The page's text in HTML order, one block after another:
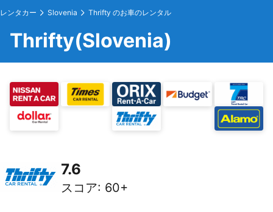
レンタカー Slovenia Thrifty のお車のレンタル
Thrifty(Slovenia)
7.6
スコア: 60+